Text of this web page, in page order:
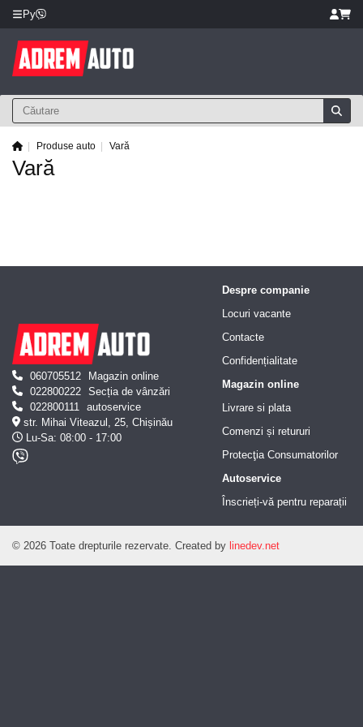
Ру
Produse auto Vară
Vară
060705512
Magazin online
022800222
Secția de vânzări
022800111
autoservice
str. Mihai Viteazul, 25, Chișinău
Lu-Sa: 08:00 - 17:00
Despre companie
Locuri vacante
Contacte
Confidențialitate
Magazin online
Livrare si plata
Comenzi și retururi
Protecţia Consumatorilor
Autoservice
Înscrieți-vă pentru reparații
© 2026 Toate drepturile rezervate. Created by linedev.net